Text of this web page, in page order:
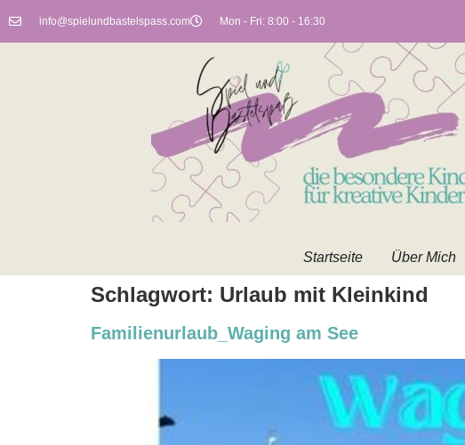
info@spielundbastelspass.com Mon - Fri: 8:00 - 16:30
Startseite Über Mich
Schlagwort: Urlaub mit Kleinkind
Familienurlaub_Waging am See